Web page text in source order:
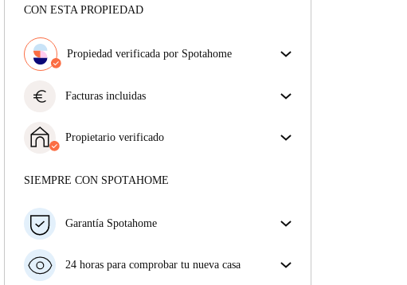
CON ESTA PROPIEDAD
Propiedad verificada por Spotahome
obtienes exactamente lo que ves en el anuncio.
euro Facturas incluidas
facturas incluidas, que cubren alquiler y servicios
para una experiencia de alquiler sin complicaciones.
Propietario verificado
Más sobre este arrendador
SIEMPRE CON SPOTAHOME
Garantía Spotahome
horas previas a la fecha de entrada, Spotahome A) te
24 horas para comprobar tu nueva casa